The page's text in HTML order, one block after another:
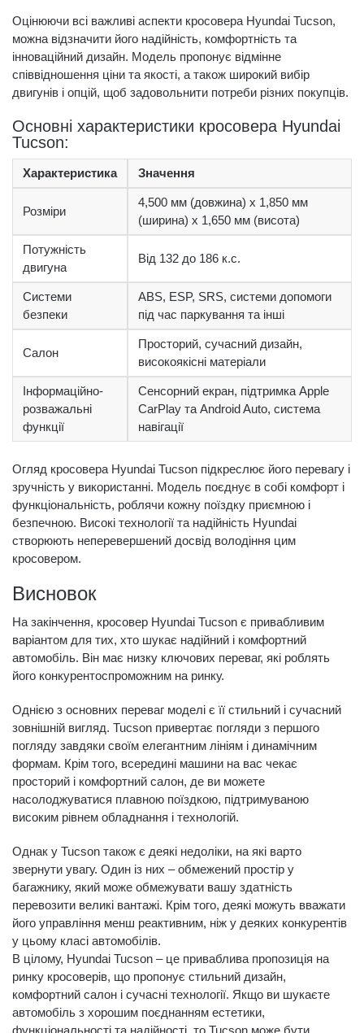
Оцінюючи всі важливі аспекти кросовера Hyundai Tucson,
можна відзначити його надійність, комфортність та
інноваційний дизайн. Модель пропонує відмінне
співвідношення ціни та якості, а також широкий вибір
двигунів і опцій, щоб задовольнити потреби різних покупців.
Основні характеристики кросовера Hyundai
Tucson:
Характеристика Значення
Розміри
4,500 мм (довжина) x 1,850 мм
(ширина) x 1,650 мм (висота)
Потужність
двигуна
Від 132 до 186 к.с.
Системи
безпеки
ABS, ESP, SRS, системи допомоги
під час паркування та інші
Салон
Просторий, сучасний дизайн,
високоякісні матеріали
Інформаційно-
розважальні
функції
Сенсорний екран, підтримка Apple
CarPlay та Android Auto, система
навігації
Огляд кросовера Hyundai Tucson підкреслює його перевагу і
зручність у використанні. Модель поєднує в собі комфорт і
функціональність, роблячи кожну поїздку приємною і
безпечною. Високі технології та надійність Hyundai
створюють неперевершений досвід володіння цим
кросовером.
Висновок
На закінчення, кросовер Hyundai Tucson є привабливим
варіантом для тих, хто шукає надійний і комфортний
автомобіль. Він має низку ключових переваг, які роблять
його конкурентоспроможним на ринку.
Однією з основних переваг моделі є її стильний і сучасний
зовнішній вигляд. Tucson привертає погляди з першого
погляду завдяки своїм елегантним лініям і динамічним
формам. Крім того, всередині машини на вас чекає
просторий і комфортний салон, де ви можете
насолоджуватися плавною поїздкою, підтримуваною
високим рівнем обладнання і технологій.
Однак у Tucson також є деякі недоліки, на які варто
звернути увагу. Один із них – обмежений простір у
багажнику, який може обмежувати вашу здатність
перевозити великі вантажі. Крім того, деякі можуть вважати
його управління менш реактивним, ніж у деяких конкурентів
у цьому класі автомобілів.
В цілому, Hyundai Tucson – це приваблива пропозиція на
ринку кросоверів, що пропонує стильний дизайн,
комфортний салон і сучасні технології. Якщо ви шукаєте
автомобіль з хорошим поєднанням естетики,
функціональності та надійності, то Tucson може бути